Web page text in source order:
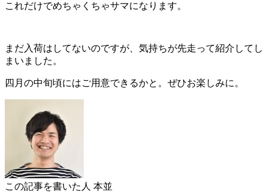
これだけでめちゃくちゃサマになります。
まだ入荷はしてないのですが、気持ちが先走って紹介してし
まいました。
四月の中旬頃にはご用意できるかと。ぜひお楽しみに。
この記事を書いた人 本並